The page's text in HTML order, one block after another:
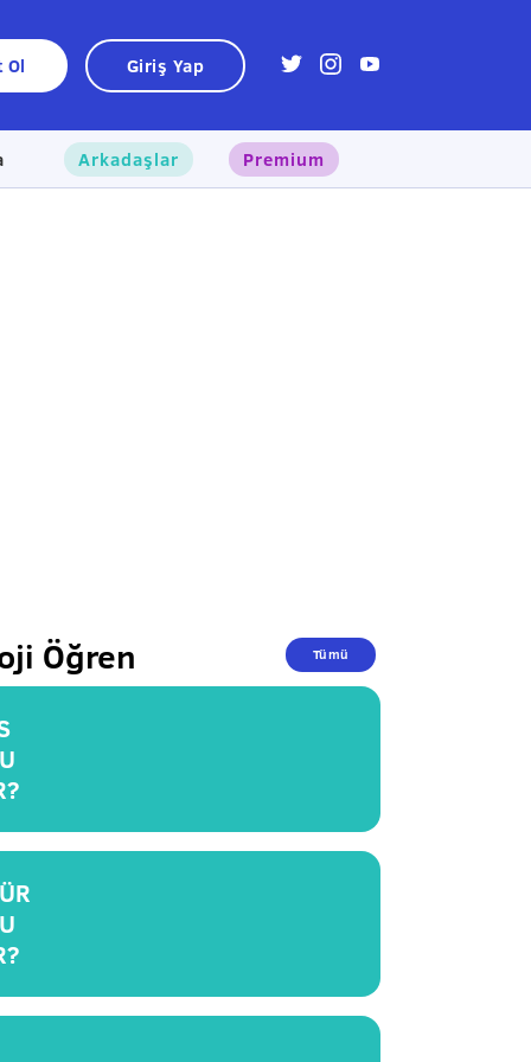
Ol Giriş Yap
Arkadaşlar Premium
Öğren Tümü